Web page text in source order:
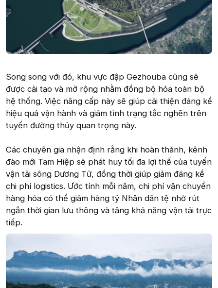
Song song với đó, khu vực đập Gezhouba cũng sẽ
được cải tạo và mở rộng nhằm đồng bộ hóa toàn bộ
hệ thống. Việc nâng cấp này sẽ giúp cải thiện đáng kể
hiệu quả vận hành và giảm tình trạng tắc nghẽn trên
tuyến đường thủy quan trọng này.
Các chuyên gia nhận định rằng khi hoàn thành, kênh
đào mới Tam Hiệp sẽ phát huy tối đa lợi thế của tuyến
vận tải sông Dương Tử, đồng thời giúp giảm đáng kể
chi phí logistics. Ước tính mỗi năm, chi phí vận chuyển
hàng hóa có thể giảm hàng tỷ Nhân dân tệ nhờ rút
ngắn thời gian lưu thông và tăng khả năng vận tải trực
tiếp.